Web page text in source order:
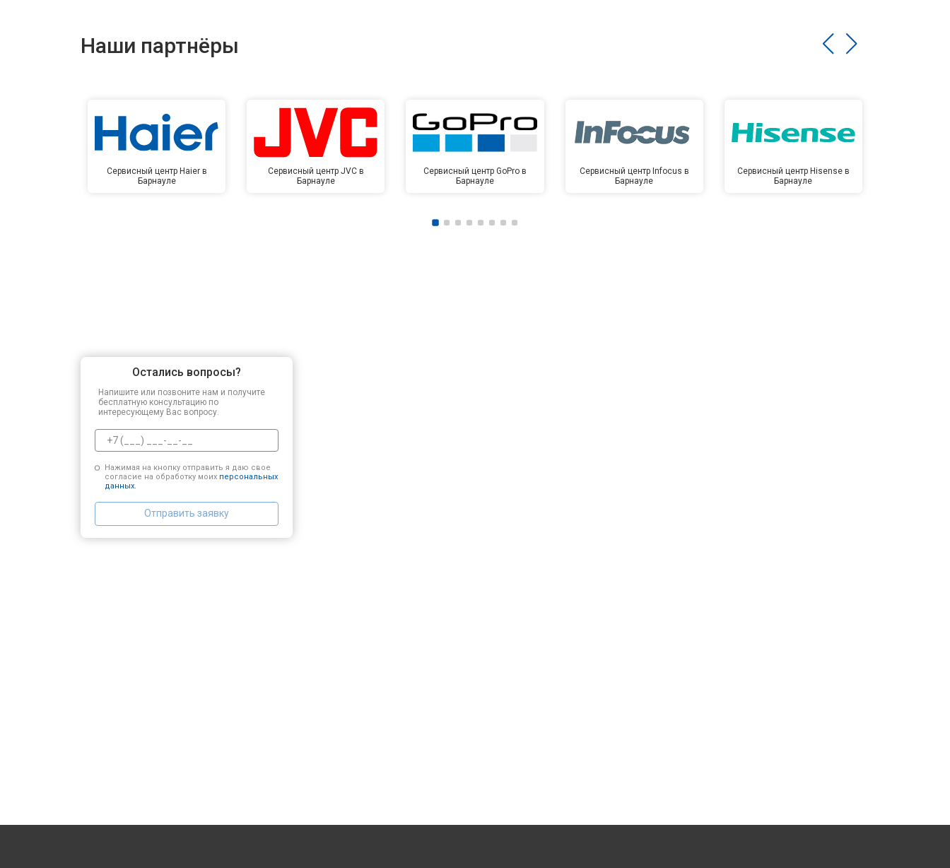
Наши партнёры
Сервисный центр Haier в
Барнауле
Сервисный центр JVC в
Барнауле
Сервисный центр GoPro в
Барнауле
Сервисный центр Infocus в
Барнауле
Сервисный центр Hisense в
Барнауле
Остались вопросы?
Напишите или позвоните нам и получите
бесплатную консультацию по
интересующему Вас вопросу.
Нажимая на кнопку отправить я даю свое
согласие на обработку моих персональных
данных.
Отправить заявку